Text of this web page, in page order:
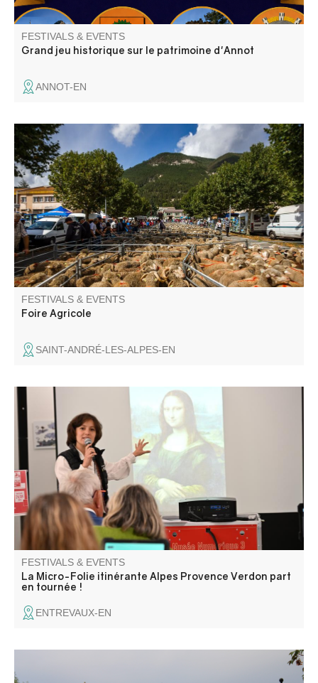
FESTIVALS & EVENTS
Grand jeu historique sur le patrimoine d'Annot
ANNOT-EN
The ‘Foire Agricole’ is an unmissable event, featuring 250
exhibitors and 500 sheep, donkeys and poultry, all kinds
of stalls (agricultural equipment, animal sales, clothing,
etc.), demonstrations of agricultural equipment and
entertainment.
FESTIVALS & EVENTS
Foire Agricole
SAINT-ANDRÉ-LES-ALPES-EN
La Micro-Folie itinérante Alpes Provence Verdon s'installe
à Entrevaux ! La Micro-Folie c'est un musée numérique,
un espace de réalité virtuelle, un fablab et une
ludothèque. Une programmation riche et ludique vous
attend pour petits et grands.
FESTIVALS & EVENTS
La Micro-Folie itinérante Alpes Provence Verdon part
en tournée !
ENTREVAUX-EN